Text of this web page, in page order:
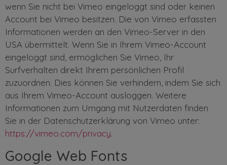
wenn Sie nicht bei Vimeo eingeloggt sind oder keinen
Account bei Vimeo besitzen. Die von Vimeo erfassten
Informationen werden an den Vimeo-Server in den
USA übermittelt. Wenn Sie in Ihrem Vimeo-Account
eingeloggt sind, ermöglichen Sie Vimeo, Ihr
Surfverhalten direkt Ihrem persönlichen Profil
zuzuordnen. Dies können Sie verhindern, indem Sie sich
aus Ihrem Vimeo-Account ausloggen. Weitere
Informationen zum Umgang mit Nutzerdaten finden
Sie in der Datenschutzerklärung von Vimeo unter:
https://vimeo.com/privacy.
Google Web Fonts